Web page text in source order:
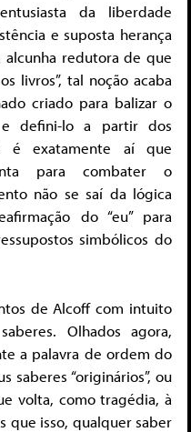
da liberdade
e suposta herança
redutora de que
livros”, tal noção acaba
criado para balizar o
defini-lo a partir dos
é exatamente aí que
para combater o
não se saí da lógica
do “eu” para
simbólicos do
de Alcoff com intuito
Olhados agora,
a palavra de ordem do
saberes “originários”, ou
volta, como tragédia, à
que isso, qualquer saber